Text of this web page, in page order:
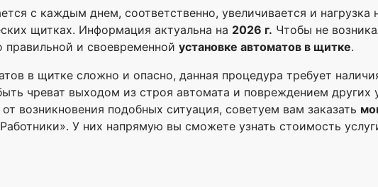
с каждым днем, соответственно, увеличивается и нагрузка
щитках. Информация актуальна на 2026 г. Чтобы не
правильной и своевременной установке автоматов в щитке.
в щитке сложно и опасно, данная процедура требует
чреват выходом из строя автомата и повреждением других
возникновения подобных ситуация, советуем вам заказать
У них напрямую вы сможете узнать стоимость